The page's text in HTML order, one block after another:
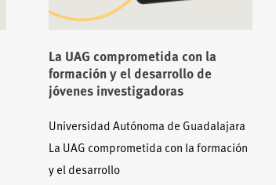
La UAG comprometida con la
formación y el desarrollo de
jóvenes investigadoras
Universidad Autónoma de Guadalajara
La UAG comprometida con la formación
y el desarrollo